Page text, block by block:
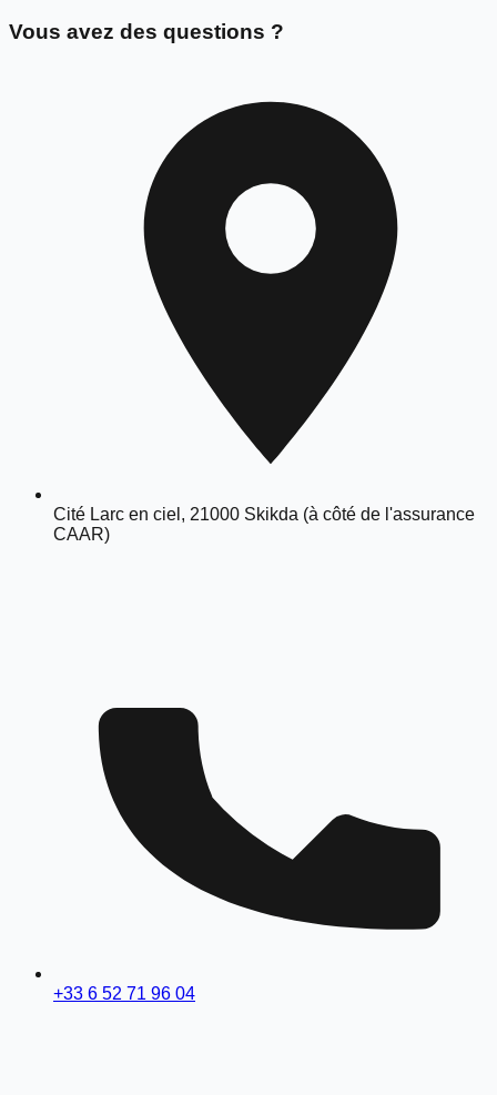
Vous avez des questions ?
Cité Larc en ciel, 21000 Skikda (à côté de l'assurance
CAAR)
+33 6 52 71 96 04